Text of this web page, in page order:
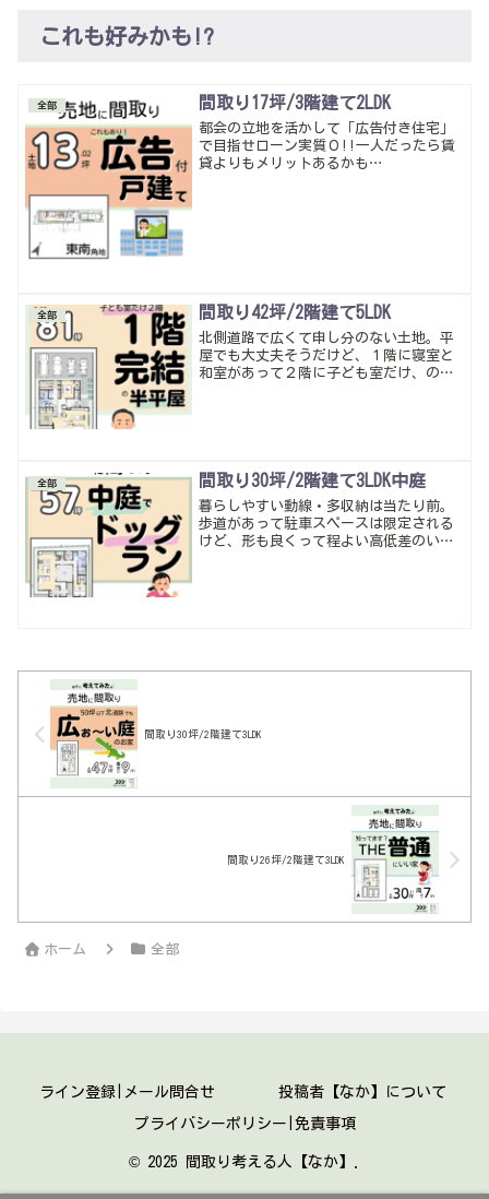
これも好みかも!?
全部 間取り17坪/3階建て2LDK
都会の立地を活かして「広告付き住宅」
で目指せローン実質０!!一人だったら賃
貸よりもメリットあるかも…
全部 間取り42坪/2階建て5LDK
北側道路で広くて申し分のない土地。平
屋でも大丈夫そうだけど、１階に寝室と
和室があって２階に子ども室だけ、の間
全部 間取り30坪/2階建て3LDK中庭
暮らしやすい動線・多収納は当たり前。
歩道があって駐車スペースは限定される
けど、形も良くって程よい高低差のいい
間取り30坪/2階建て3LDK
間取り26坪/2階建て3LDK
ホーム 全部
ライン登録|メール問合せ 投稿者【なか】について
プライバシーポリシー|免責事項
© 2025 間取り考える人【なか】.